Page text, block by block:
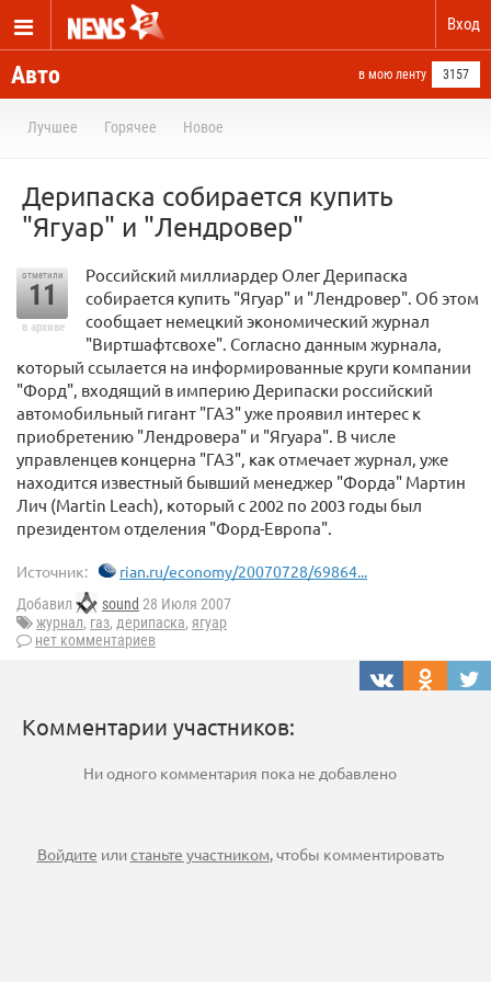
Вход
Авто в мою ленту 3157
Лучшее Горячее Новое
Дерипаска собирается купить
"Ягуар" и "Лендровер"
отметили
11
в архиве
Российский миллиардер Олег Дерипаска
собирается купить "Ягуар" и "Лендровер". Об этом
сообщает немецкий экономический журнал
"Виртшафтсвохе". Согласно данным журнала,
который ссылается на информированные круги компании
"Форд", входящий в империю Дерипаски российский
автомобильный гигант "ГАЗ" уже проявил интерес к
приобретению "Лендровера" и "Ягуара". В числе
управленцев концерна "ГАЗ", как отмечает журнал, уже
находится известный бывший менеджер "Форда" Мартин
Лич (Martin Leach), который с 2002 по 2003 годы был
президентом отделения "Форд-Европа".
Источник: rian.ru/economy/20070728/69864...
Добавил sound 28 Июля 2007
журнал, газ, дерипаска, ягуар
нет комментариев
Комментарии участников:
Ни одного комментария пока не добавлено
Войдите илистаньте участником, чтобы комментировать